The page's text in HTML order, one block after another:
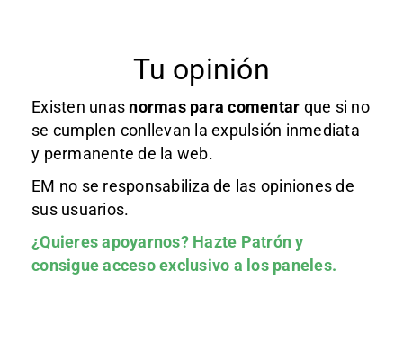
Tu opinión
Existen unas normas para comentar que si no
se cumplen conllevan la expulsión inmediata
y permanente de la web.
EM no se responsabiliza de las opiniones de
sus usuarios.
¿Quieres apoyarnos? Hazte Patróny
consigue acceso exclusivo a los paneles.